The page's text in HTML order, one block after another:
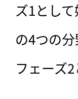
ズ1とし
の4つの
フェーズ2